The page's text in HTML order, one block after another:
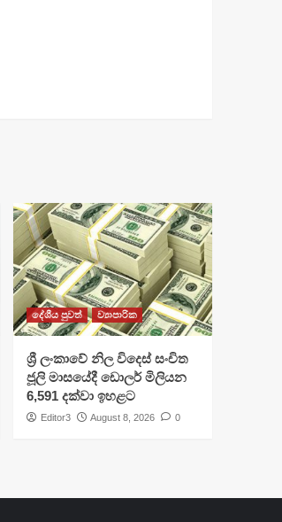
දේශීය පුවත් ව්‍යාපාරික
ශ්‍රී ලංකාවේ නිල විදෙස් සංචිත
ජූලි මාසයේදී ඩොලර් මිලියන
6,591 දක්වා ඉහළට
Editor3 August 8, 2026 0